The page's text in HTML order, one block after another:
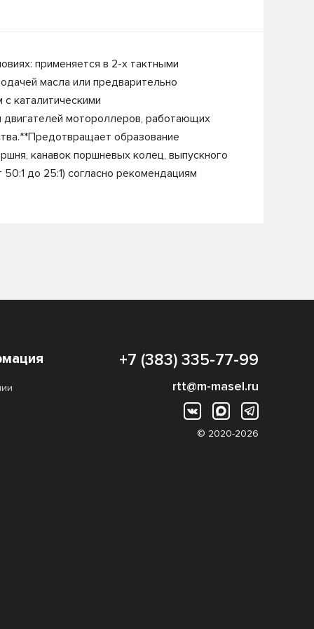
применяется в 2-х тактными
масла или предварительно
каталитическими
двигателей мотороллеров, работающих
образование
канавок поршневых колец, выпускного
до 25:1) согласно рекомендациям
+7 (383) 335-77-99
rtt@m-masel.ru
© 2020-2026